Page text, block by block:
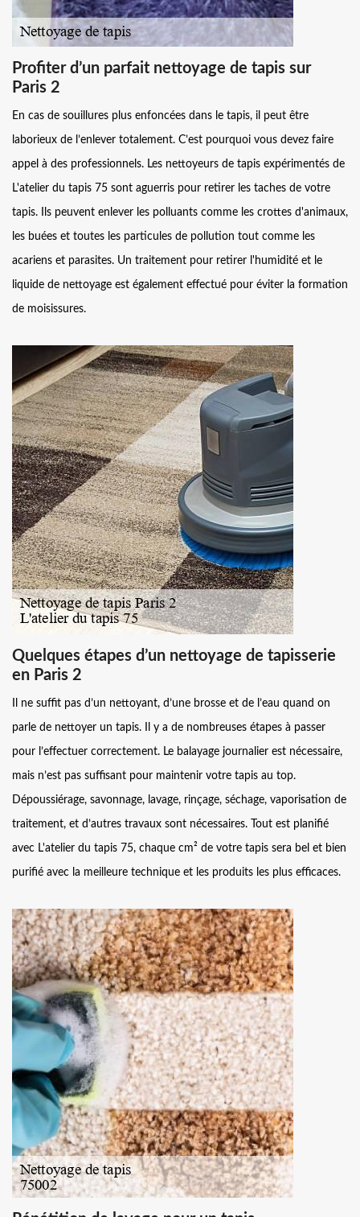
Profiter d’un parfait nettoyage de tapis sur
Paris 2
En cas de souillures plus enfoncées dans le tapis, il peut être
laborieux de l’enlever totalement. C’est pourquoi vous devez faire
appel à des professionnels. Les nettoyeurs de tapis expérimentés de
L'atelier du tapis 75 sont aguerris pour retirer les taches de votre
tapis. Ils peuvent enlever les polluants comme les crottes d'animaux,
les buées et toutes les particules de pollution tout comme les
acariens et parasites. Un traitement pour retirer l'humidité et le
liquide de nettoyage est également effectué pour éviter la formation
de moisissures.
Quelques étapes d’un nettoyage de tapisserie
en Paris 2
Il ne suffit pas d’un nettoyant, d’une brosse et de l’eau quand on
parle de nettoyer un tapis. Il y a de nombreuses étapes à passer
pour l’effectuer correctement. Le balayage journalier est nécessaire,
mais n’est pas suffisant pour maintenir votre tapis au top.
Dépoussiérage, savonnage, lavage, rinçage, séchage, vaporisation de
traitement, et d’autres travaux sont nécessaires. Tout est planifié
avec L'atelier du tapis 75, chaque cm² de votre tapis sera bel et bien
purifié avec la meilleure technique et les produits les plus efficaces.